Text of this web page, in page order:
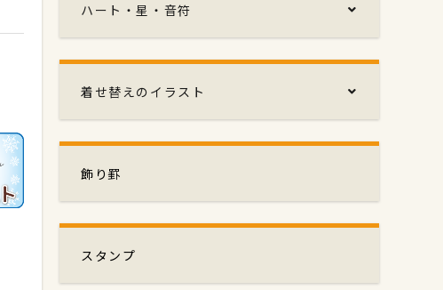
ハート・星・音符
着せ替えのイラスト
飾り罫
スタンプ